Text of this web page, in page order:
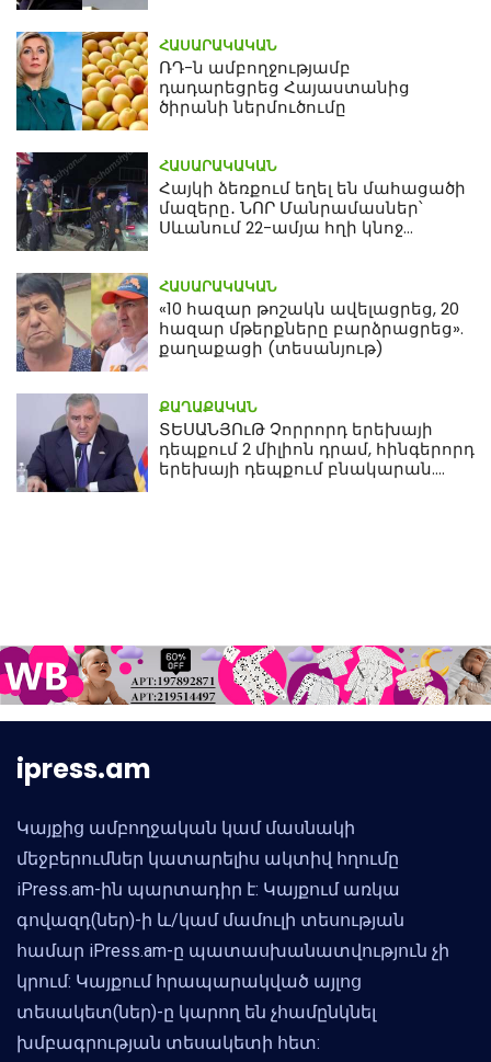
ՀԱՍԱՐԱԿԱԿԱՆ
ՌԴ-ն ամբողջությամբ
դադարեցրեց Հայաստանից
ծիրանի ներմուծումը
ՀԱՍԱՐԱԿԱԿԱՆ
Հայկի ձեռքում եղել են մահացածի
մազերը․ ՆՈՐ Մանրամասներ՝
Սևանում 22-ամյա հղի կնոջ
ՀԱՍԱՐԱԿԱԿԱՆ
«10 հազար թոշակն ավելացրեց, 20
հազար մթերքները բարձրացրեց».
քաղաքացի (տեսանյութ)
ՔԱՂԱՔԱԿԱՆ
ՏԵՍԱՆՅՈւԹ Չորրորդ երեխայի
դեպքում 2 միլիոն դրամ, հինգերորդ
երեխայի դեպքում բնակարան.
ipress.am
Կայքից ամբողջական կամ մասնակի
մեջբերումներ կատարելիս ակտիվ հղումը
iPress.am-ին պարտադիր է: Կայքում առկա
գովազդ(ներ)-ի և/կամ մամուլի տեսության
համար iPress.am-ը պատասխանատվություն չի
կրում: Կայքում հրապարակված այլոց
տեսակետ(ներ)-ը կարող են չհամընկնել
խմբագրության տեսակետի հետ: